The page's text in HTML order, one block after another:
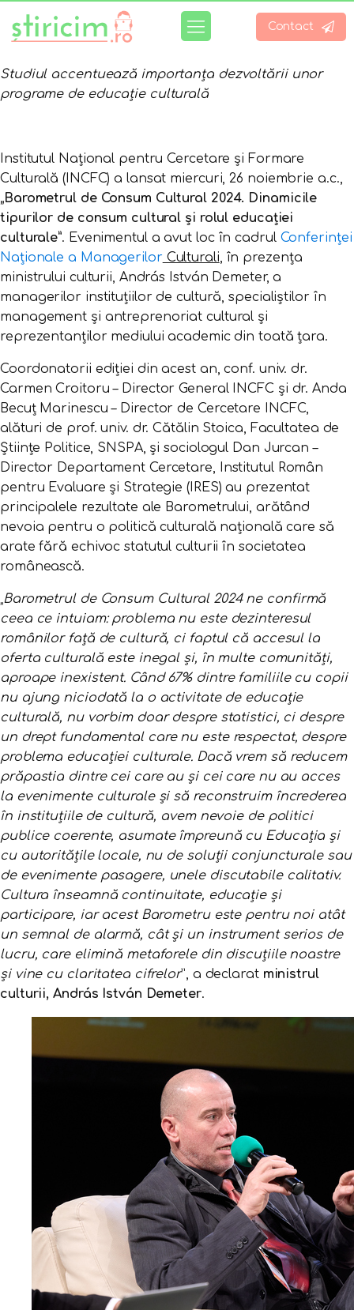
Contact
Studiul accentuează importanța dezvoltării unor
programe de educație culturală
Institutul Național pentru Cercetare și Formare
Culturală (INCFC) a lansat miercuri, 26 noiembrie a.c.,
„Barometrul de Consum Cultural 2024. Dinamicile
tipurilor de consum cultural și rolul educației
culturale”. Evenimentul a avut loc în cadrulConferinței
Naționale a Managerilor Culturali, în prezența
ministrului culturii, András István Demeter, a
managerilor instituțiilor de cultură, specialiștilor în
management și antreprenoriat cultural și
reprezentanților mediului academic din toată țara.
Coordonatorii ediției din acest an, conf. univ. dr.
Carmen Croitoru – Director General INCFC și dr. Anda
Becuț Marinescu – Director de Cercetare INCFC,
alături de prof. univ. dr. Cătălin Stoica, Facultatea de
Științe Politice, SNSPA, și sociologul Dan Jurcan –
Director Departament Cercetare, Institutul Român
pentru Evaluare și Strategie (IRES) au prezentat
principalele rezultate ale Barometrului, arătând
nevoia pentru o politică culturală națională care să
arate fără echivoc statutul culturii în societatea
românească.
„Barometrul de Consum Cultural 2024 ne confirmă
ceea ce intuiam: problema nu este dezinteresul
românilor față de cultură, ci faptul că accesul la
oferta culturală este inegal și, în multe comunități,
aproape inexistent. Când 67% dintre familiile cu copii
nu ajung niciodată la o activitate de educație
culturală, nu vorbim doar despre statistici, ci despre
un drept fundamental care nu este respectat, despre
problema educației culturale. Dacă vrem să reducem
prăpastia dintre cei care au și cei care nu au acces
la evenimente culturale și să reconstruim încrederea
în instituțiile de cultură, avem nevoie de politici
publice coerente, asumate împreună cu Educația și
cu autoritățile locale, nu de soluții conjuncturale sau
de evenimente pasagere, unele discutabile calitativ.
Cultura înseamnă continuitate, educație și
participare, iar acest Barometru este pentru noi atât
un semnal de alarmă, cât și un instrument serios de
lucru, care eliminǎ metaforele din discuțiile noastre
și vine cu claritatea cifrelor”, a declarat ministrul
culturii, András István Demeter.